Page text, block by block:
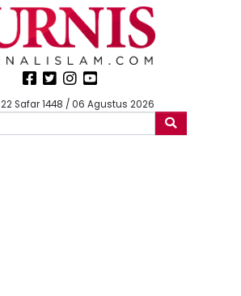
Safar 1448 / 06 Agustus 2026